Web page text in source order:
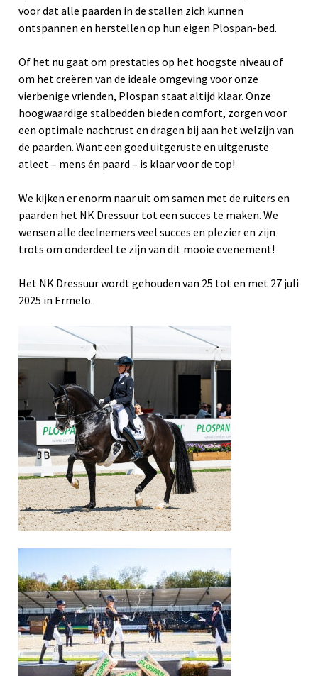
voor dat alle paarden in de stallen zich kunnen
ontspannen en herstellen op hun eigen Plospan-bed.
Of het nu gaat om prestaties op het hoogste niveau of
om het creëren van de ideale omgeving voor onze
vierbenige vrienden, Plospan staat altijd klaar. Onze
hoogwaardige stalbedden bieden comfort, zorgen voor
een optimale nachtrust en dragen bij aan het welzijn van
de paarden. Want een goed uitgeruste en uitgeruste
atleet – mens én paard – is klaar voor de top!
We kijken er enorm naar uit om samen met de ruiters en
paarden het NK Dressuur tot een succes te maken. We
wensen alle deelnemers veel succes en plezier en zijn
trots om onderdeel te zijn van dit mooie evenement!
Het NK Dressuur wordt gehouden van 25 tot en met 27 juli
2025 in Ermelo.